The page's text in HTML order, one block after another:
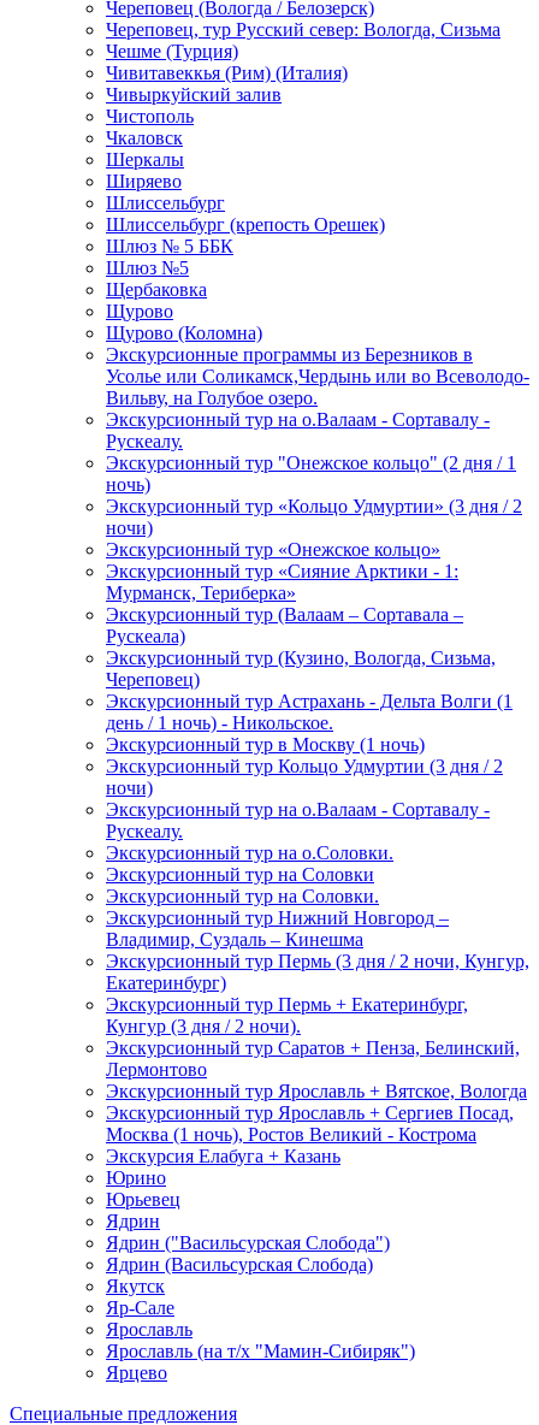
Череповец (Вологда / Белозерск)
Череповец, тур Русский север: Вологда, Сизьма
Чешме (Турция)
Чивитавеккья (Рим) (Италия)
Чивыркуйский залив
Чистополь
Чкаловск
Шеркалы
Ширяево
Шлиссельбург
Шлиссельбург (крепость Орешек)
Шлюз № 5 ББК
Шлюз №5
Щербаковка
Щурово
Щурово (Коломна)
Экскурсионные программы из Березников в
Усолье или Соликамск,Чердынь или во Всеволодо-
Вильву, на Голубое озеро.
Экскурсионный тур на о.Валаам - Сортавалу -
Рускеалу.
Экскурсионный тур "Онежское кольцо" (2 дня / 1
ночь)
Экскурсионный тур «Кольцо Удмуртии» (3 дня / 2
ночи)
Экскурсионный тур «Онежское кольцо»
Экскурсионный тур «Сияние Арктики - 1:
Мурманск, Териберка»
Экскурсионный тур (Валаам – Сортавала –
Рускеала)
Экскурсионный тур (Кузино, Вологда, Сизьма,
Череповец)
Экскурсионный тур Астрахань - Дельта Волги (1
день / 1 ночь) - Никольское.
Экскурсионный тур в Москву (1 ночь)
Экскурсионный тур Кольцо Удмуртии (3 дня / 2
ночи)
Экскурсионный тур на о.Валаам - Сортавалу -
Рускеалу.
Экскурсионный тур на о.Соловки.
Экскурсионный тур на Соловки
Экскурсионный тур на Соловки.
Экскурсионный тур Нижний Новгород –
Владимир, Суздаль – Кинешма
Экскурсионный тур Пермь (3 дня / 2 ночи, Кунгур,
Екатеринбург)
Экскурсионный тур Пермь + Екатеринбург,
Кунгур (3 дня / 2 ночи).
Экскурсионный тур Саратов + Пенза, Белинский,
Лермонтово
Экскурсионный тур Ярославль + Вятское, Вологда
Экскурсионный тур Ярославль + Сергиев Посад,
Москва (1 ночь), Ростов Великий - Кострома
Экскурсия Елабуга + Казань
Юрино
Юрьевец
Ядрин
Ядрин ("Васильсурская Слобода")
Ядрин (Васильсурская Слобода)
Якутск
Яр-Сале
Ярославль
Ярославль (на т/х "Мамин-Сибиряк")
Ярцево
Специальные предложения